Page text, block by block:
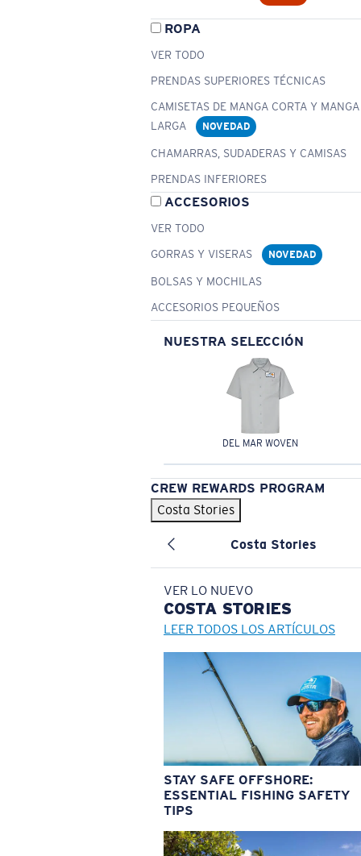
ROPA
VER TODO
PRENDAS SUPERIORES TÉCNICAS
CAMISETAS DE MANGA CORTA Y MANGA
LARGA
NOVEDAD
CHAMARRAS, SUDADERAS Y CAMISAS
PRENDAS INFERIORES
ACCESORIOS
VER TODO
GORRAS Y VISERAS
NOVEDAD
BOLSAS Y MOCHILAS
ACCESORIOS PEQUEÑOS
NUESTRA SELECCIÓN
DEL MAR WOVEN
CREW REWARDS PROGRAM
Costa Stories
Costa Stories
VER LO NUEVO
COSTA STORIES
LEER TODOS LOS ARTÍCULOS
STAY SAFE OFFSHORE:
ESSENTIAL FISHING SAFETY
TIPS